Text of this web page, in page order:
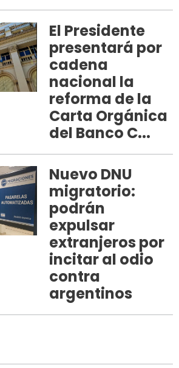
El Presidente
presentará por
cadena
nacional la
reforma de la
Carta Orgánica
del Banco C...
Nuevo DNU
migratorio:
podrán
expulsar
extranjeros por
incitar al odio
contra
argentinos